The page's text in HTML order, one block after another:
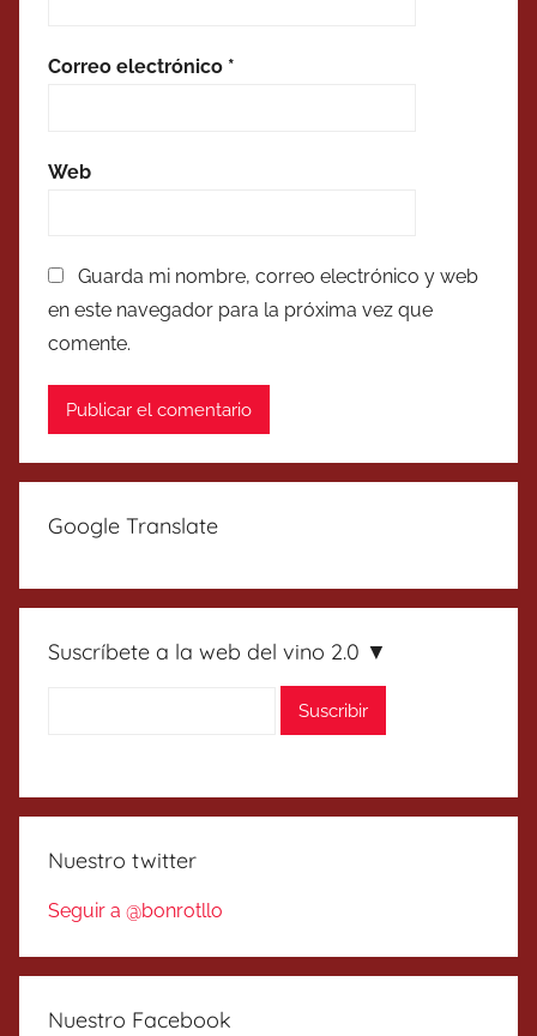
Correo electrónico *
Web
Guarda mi nombre, correo electrónico y web
en este navegador para la próxima vez que
comente.
Google Translate
Suscríbete a la web del vino 2.0 ▼
Nuestro twitter
Seguir a @bonrotllo
Nuestro Facebook